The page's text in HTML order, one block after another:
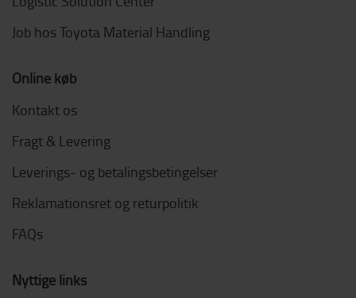
Job hos Toyota Material Handling
Online køb
Kontakt os
Fragt & Levering
Leverings- og betalingsbetingelser
Reklamationsret og returpolitik
FAQs
Nyttige links